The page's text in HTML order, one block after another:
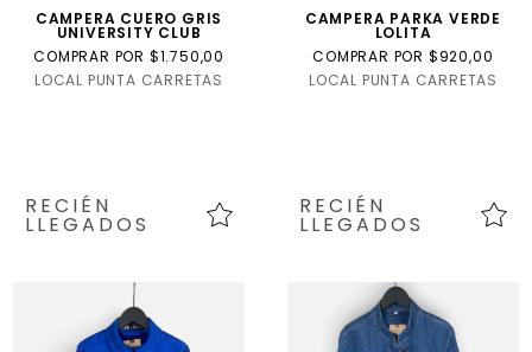
CAMPERA CUERO GRIS
UNIVERSITY CLUB
COMPRAR POR $1.750,00
LOCAL PUNTA CARRETAS
CAMPERA PARKA VERDE
LOLITA
COMPRAR POR $920,00
LOCAL PUNTA CARRETAS
RECIÉN
LLEGADOS
RECIÉN
LLEGADOS